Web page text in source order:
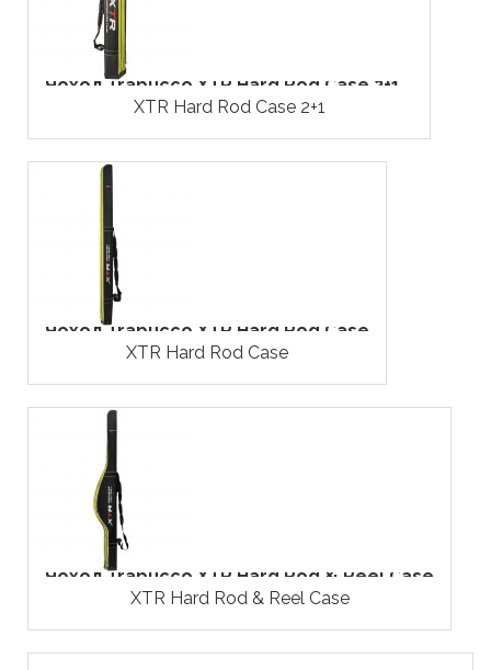
Чохол Trabucco XTR Hard Rod Case 2+1...
XTR Hard Rod Case 2+1
Чохол Trabucco XTR Hard Rod Case
XTR Hard Rod Case
Чохол Trabucco XTR Hard Rod & Reel Case
XTR Hard Rod & Reel Case